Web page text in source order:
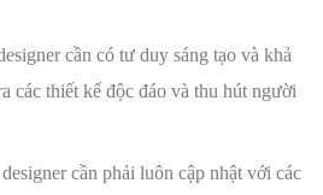
cần có tư duy sáng tạo và khả
các thiết kế độc đáo và thu hút người
cần phải luôn cập nhật với các